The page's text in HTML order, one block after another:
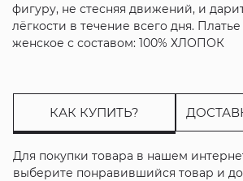
фигуру, не стесняя движений, и
лёгкости в течение всего дня.
женское с составом: 100% ХЛОПОК
КАК КУПИТЬ?
Для покупки товара в нашем
выберите понравившийся товар и